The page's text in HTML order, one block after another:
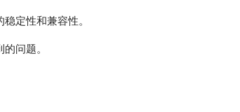
定性和兼容性。
问题。